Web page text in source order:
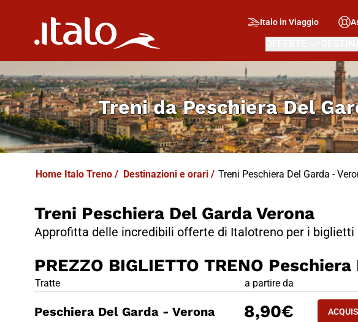
Italo in Viaggio
Treni daPeschiera Del
Home Italo Treno / Destinazioni e orari / Treni Peschiera Del Garda -
Treni Peschiera Del Garda Verona
Approfitta delle incredibili offerte di Italotreno per i biglietti
PREZZO BIGLIETTO TRENO
PREZZO BIGLIETTO TRENO
Tratte a partire da
Peschiera Del Garda - Verona 8,90€